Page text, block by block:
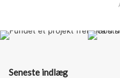
Seneste indlæg